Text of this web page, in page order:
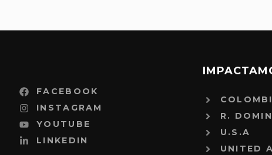
FACEBOOK
INSTAGRAM
YOUTUBE
LINKEDIN
R.
U.S.A
UNITED